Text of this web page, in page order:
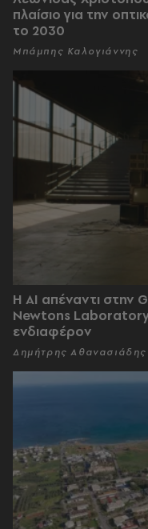
πλαίσιο για την
το 2030
Μπάμπης Καλογιάννης
Η AI απέναντι στην
Newtons Laboratory
ενδιαφέρον
Δημήτρης Αθανασιάδης